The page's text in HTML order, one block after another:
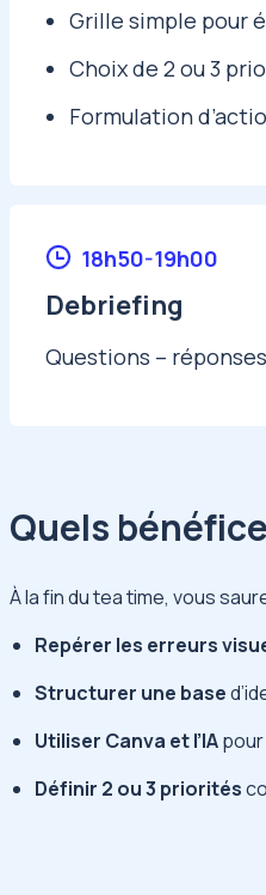
Grille simple pour
Choix de 2 ou 3
Formulation
18h50-19h00
Debriefing
Questions –
Quels
À la fin du tea time, vous
Repérer les erreurs
Structurer une base
Utiliser Canva et l’IA
Définir 2 ou 3 priorités